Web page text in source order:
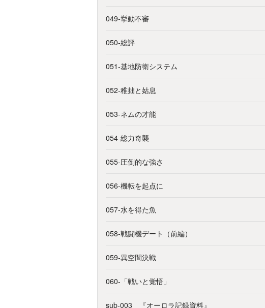
049-挙動不審
050-総評
051-基地防衛システム
052-稚拙と姑息
053-ネムの才能
054-総力奇襲
055-圧倒的な強さ
056-機転を起点に
057-水を得た魚
058-戦闘機デート（前編）
059-異空間決戦
060-「戦いと覚悟」
sub-003 『オーロラ記録資料』